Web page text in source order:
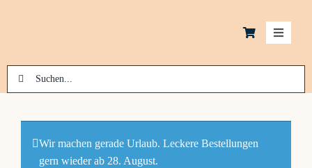
Toggle
Kekse
Suche
nach:
Wir machen gerade Urlaub. Leckere Bestellungen
gern wieder ab 28. August.